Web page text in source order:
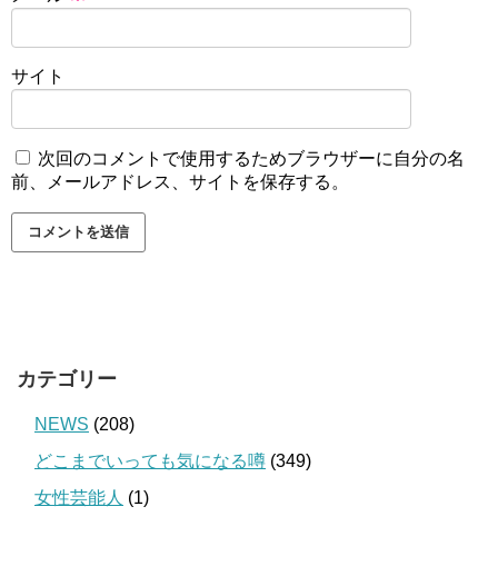
サイト
次回のコメントで使用するためブラウザーに自分の名
前、メールアドレス、サイトを保存する。
カテゴリー
NEWS (208)
どこまでいっても気になる噂 (349)
女性芸能人 (1)